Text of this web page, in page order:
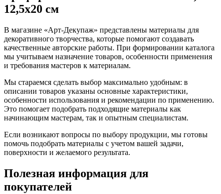
12,5х20 см
В магазине «Арт-Декупаж» представлены материалы для
декоративного творчества, которые помогают создавать
качественные авторские работы. При формировании каталога
мы учитываем назначение товаров, особенности применения
и требования мастеров к материалам.
Мы стараемся сделать выбор максимально удобным: в
описании товаров указаны основные характеристики,
особенности использования и рекомендации по применению.
Это помогает подобрать подходящие материалы как
начинающим мастерам, так и опытным специалистам.
Если возникают вопросы по выбору продукции, мы готовы
помочь подобрать материалы с учетом вашей задачи,
поверхности и желаемого результата.
Полезная информация для
покупателей